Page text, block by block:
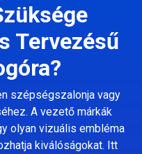
Tervezésű
szépségszalonja vagy
A vezető márkák
olyan vizuális embléma
kiválóságokat. Itt